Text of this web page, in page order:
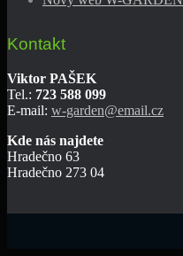
Kontakt
Viktor PAŠEK
Tel.: 723 588 099
E-mail: w-garden@email.cz
Kde nás najdete
Hradečno 63
Hradečno 273 04